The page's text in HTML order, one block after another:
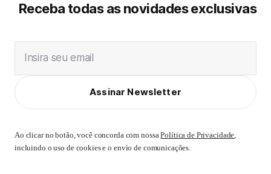
Receba todas as novidades exclusivas
Insira seu email
Assinar Newsletter
Ao clicar no botão, você concorda com nossaPolítica de Privacidade,
incluindo o uso de cookies e o envio de comunicações.